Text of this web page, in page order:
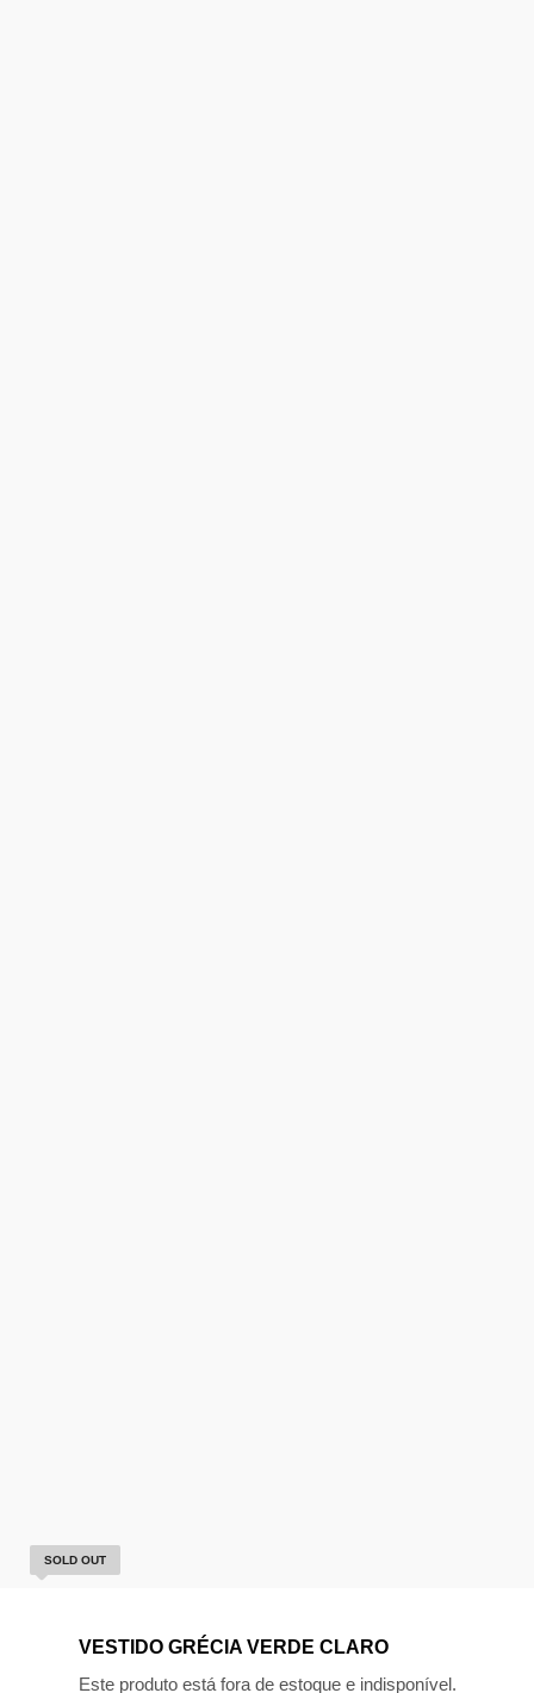
SOLD OUT
VESTIDO GRÉCIA VERDE CLARO
Este produto está fora de estoque e indisponível.